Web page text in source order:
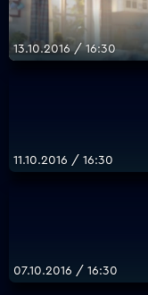
13.10.2016 / 16:30
11.10.2016 / 16:30
07.10.2016 / 16:30